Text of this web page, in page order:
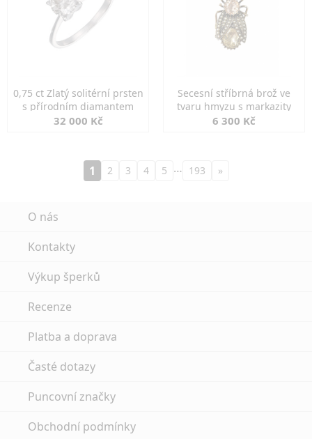
0,75 ct Zlatý solitérní prsten
s přírodním diamantem
32 000 Kč
Secesní stříbrná brož ve
tvaru hmyzu s markazity
6 300 Kč
1 2 3 4 5 … 193 »
O nás
Kontakty
Výkup šperků
Recenze
Platba a doprava
Časté dotazy
Puncovní značky
Obchodní podmínky